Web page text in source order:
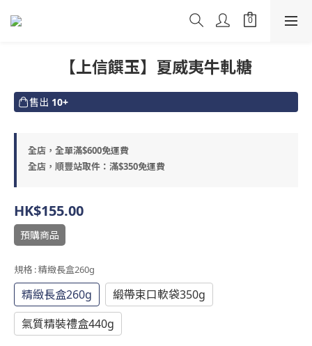
【上信饌玉】夏威夷牛軋糖
售出 10+
全店，全單滿$600免運費
全店，順豐站取件：滿$350免運費
HK$155.00
預購商品
規格 : 精緻長盒260g
精緻長盒260g
緞帶束口軟袋350g
氣質精裝禮盒440g